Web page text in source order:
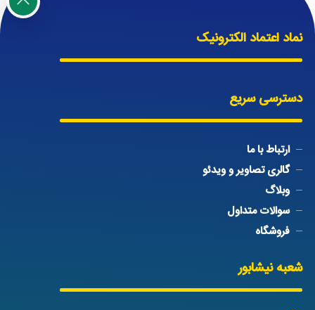
نماد اعتماد الکترونیک
دسترسی سریع
ارتباط با ما
گالری تصاویر و ویدئو
وبلاگ
سوالات متداول
فروشگاه
شعبه نیشابور